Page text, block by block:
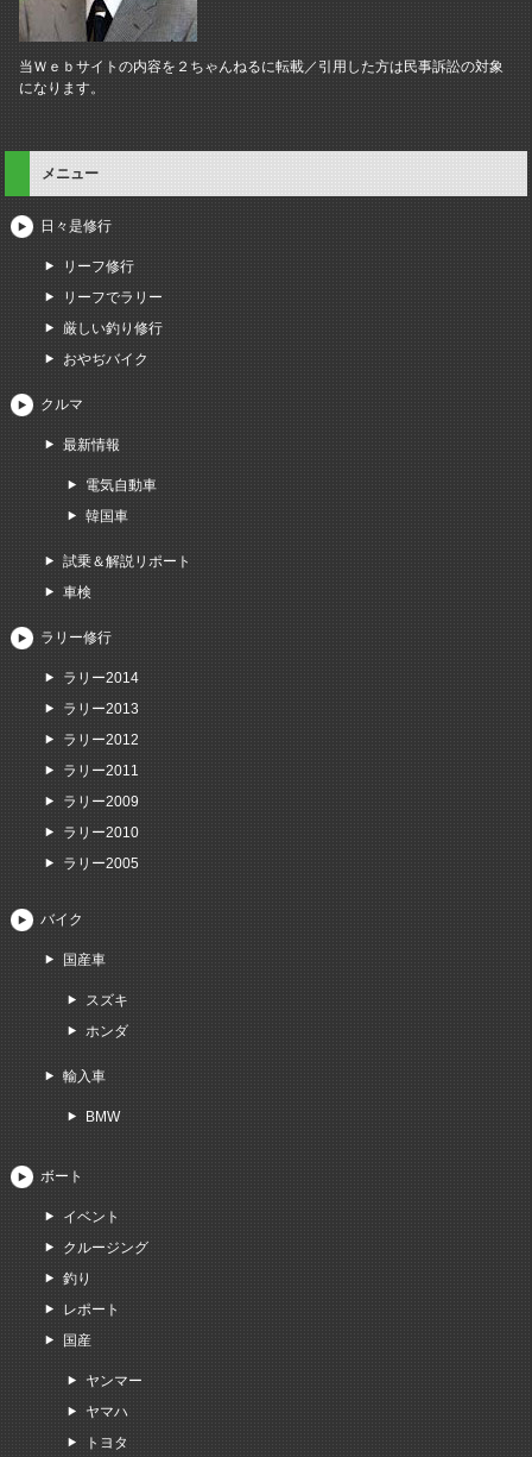
当Ｗｅｂサイトの内容を２ちゃんねるに転載／引用した方は民事訴訟の対象
になります。
メニュー
日々是修行
リーフ修行
リーフでラリー
厳しい釣り修行
おやぢバイク
クルマ
最新情報
電気自動車
韓国車
試乗＆解説リポート
車検
ラリー修行
ラリー2014
ラリー2013
ラリー2012
ラリー2011
ラリー2009
ラリー2010
ラリー2005
バイク
国産車
スズキ
ホンダ
輸入車
BMW
ボート
イベント
クルージング
釣り
レポート
国産
ヤンマー
ヤマハ
トヨタ